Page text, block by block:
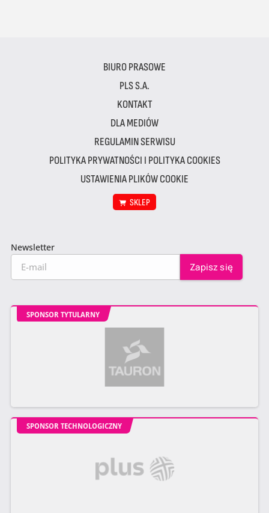
BIURO PRASOWE
PLS S.A.
KONTAKT
DLA MEDIÓW
REGULAMIN SERWISU
POLITYKA PRYWATNOŚCI I POLITYKA COOKIES
USTAWIENIA PLIKÓW COOKIE
SKLEP
Newsletter
SPONSOR TYTULARNY
SPONSOR TECHNOLOGICZNY